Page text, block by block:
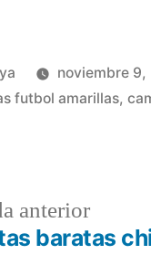
noviembre 9,
futbol amarillas,
anteriorEntrada
baratas